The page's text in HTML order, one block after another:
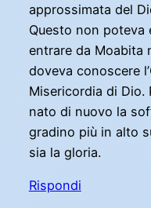
approssimata del
Questo non poteva
entrare da Moabita
doveva conoscere
Misericordia di Dio.
nato di nuovo la
gradino più in alto
sia la gloria.
Rispondi